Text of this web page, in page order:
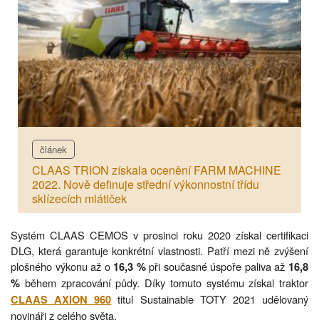
článek
CLAAS TRION získala ocenění FARM MACHINE
2022. Nově definuje střední výkonnostní třídu
sklízecích mlátiček
Systém CLAAS CEMOS v prosinci roku 2020 získal certifikaci
DLG, která garantuje konkrétní vlastnosti. Patří mezi ně zvýšení
plošného výkonu až o 16,3 %při současné úspoře paliva až 16,8
% během zpracování půdy. Díky tomuto systému získal traktor
CLAAS AXION 960 titul Sustainable TOTY 2021 udělovaný
novináři z celého světa.